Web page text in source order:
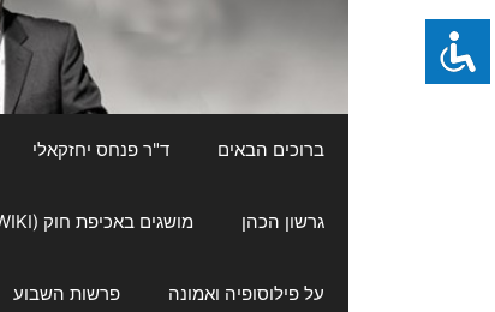
ברוכים הבאים ד"ר פנחס יחזקאלי
גרשון הכהן מושגים באכיפת חוק (WIKI)
על פילוסופיה ואמונה פרשות השבוע